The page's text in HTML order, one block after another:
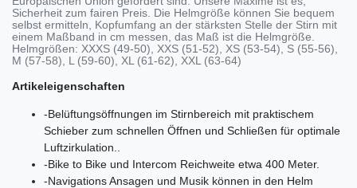
Sicherheit zum fairen Preis. Die Helmgröße können Sie bequem
selbst ermitteln, Kopfumfang an der stärksten Stelle der Stirn mit
einem Maßband in cm messen, das Maß ist die Helmgröße.
Helmgrößen: XXXS (49-50), XXS (51-52), XS (53-54), S (55-56),
M (57-58), L (59-60), XL (61-62), XXL (63-64)
Artikeleigenschaften
-Belüftungsöffnungen im Stirnbereich mit praktischem
Schieber zum schnellen Öffnen und Schließen für optimale
Luftzirkulation..
-Bike to Bike und Intercom Reichweite etwa 400 Meter.
-Navigations Ansagen und Musik können in den Helm